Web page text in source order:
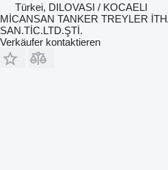
Türkei, DILOVASI / KOCAELI
MİCANSAN TANKER TREYLER
SAN.TİC.LTD.ŞTİ.
Verkäufer kontaktieren